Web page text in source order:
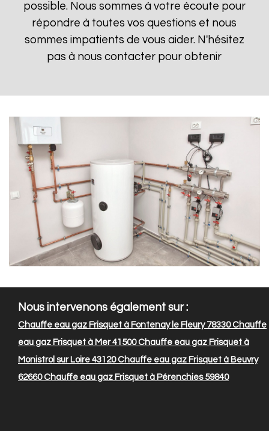
possible. Nous sommes à votre écoute pour
répondre à toutes vos questions et nous
sommes impatients de vous aider. N'hésitez
pas à nous contacter pour obtenir
Nous intervenons également sur :
Chauffe eau gaz Frisquet à Fontenay le Fleury 78330Chauffe
eau gaz Frisquet à Mer 41500Chauffe eau gaz Frisquet à
Monistrol sur Loire 43120Chauffe eau gaz Frisquet à Beuvry
62660Chauffe eau gaz Frisquet à Pérenchies 59840